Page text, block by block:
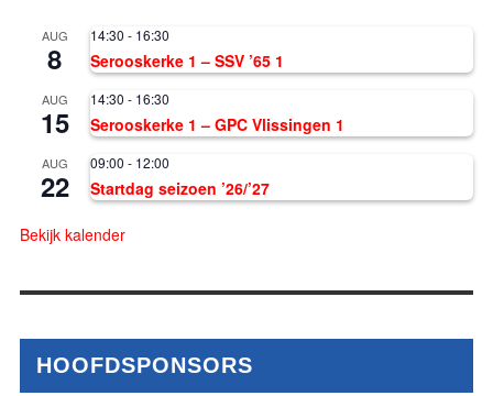
AUG
8
14:30 - 16:30
Serooskerke 1 – SSV ’65 1
AUG
15
14:30 - 16:30
Serooskerke 1 – GPC Vlissingen 1
AUG
22
09:00 - 12:00
Startdag seizoen ’26/’27
Bekijk kalender
HOOFDSPONSORS